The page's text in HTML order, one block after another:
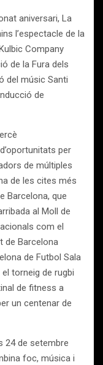
aniversari, La
l’espectacle de la
Company
de la Fura dels
del músic Santi
de
per
de múltiples
de les cites més
Barcelona, que
al Moll de
com el
de Barcelona
de Futbol Sala
torneig de rugbi
de fitness a
un centenar de
24 de setembre
foc, música i